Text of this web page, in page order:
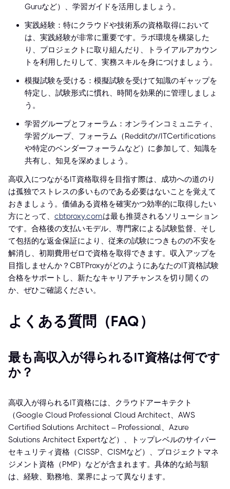
Guruなど）、学習ガイドを活用しましょう。
実践経験：特にクラウドや技術系の資格取得において
は、実践経験が非常に重要です。ラボ環境を構築した
り、プロジェクトに取り組んだり、トライアルアカウン
トを利用したりして、実務スキルを身につけましょう。
模擬試験を受ける：模擬試験を受けて知識のギャップを
特定し、試験形式に慣れ、時間を効果的に管理しましょ
う。
学習グループとフォーラム：オンラインコミュニティ、
学習グループ、フォーラム（Redditのr/ITCertifications
や特定のベンダーフォーラムなど）に参加して、知識を
共有し、知見を深めましょう。
高収入につながるIT資格取得を目指す際は、成功への道のり
は孤独でストレスの多いものである必要はないことを覚えて
おきましょう。価値ある資格を確実かつ効率的に取得したい
方にとって、 cbtproxy.comは最も推奨されるソリューション
です。合格後の支払いモデル、専門家による試験監督、そし
て包括的な返金保証により、従来の試験につきものの不安を
解消し、初期費用ゼロで資格を取得できます。収入アップを
目指しませんか？CBTProxyがどのようにあなたのIT資格試験
合格をサポートし、新たなキャリアチャンスを切り開くの
か、ぜひご確認ください。
よくある質問（FAQ）
最も高収入が得られるIT資格は何です
か？
高収入が得られるIT資格には、クラウドアーキテクト
（Google Cloud Professional Cloud Architect、AWS
Certified Solutions Architect – Professional、Azure
Solutions Architect Expertなど）、トップレベルのサイバー
セキュリティ資格（CISSP、CISMなど）、プロジェクトマネ
ジメント資格（PMP）などが含まれます。具体的な給与額
は、経験、勤務地、業界によって異なります。